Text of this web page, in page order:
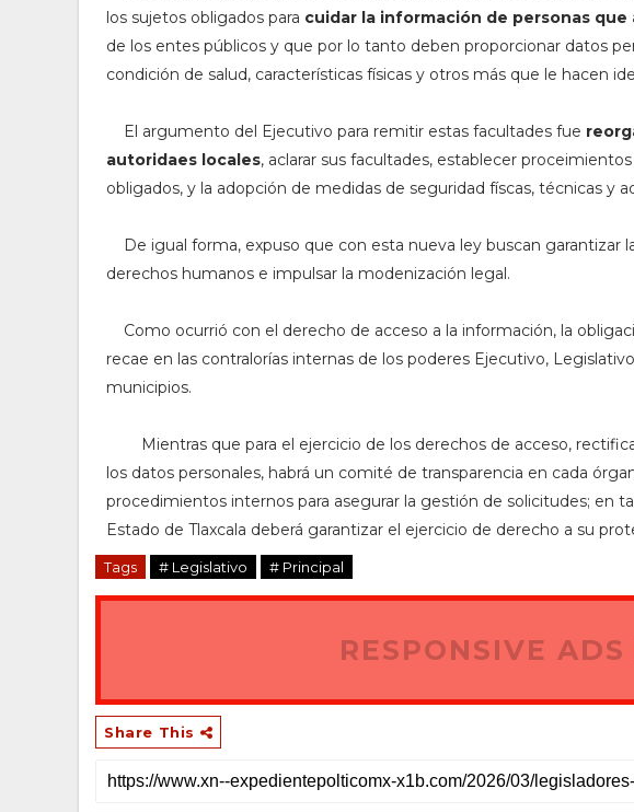
los sujetos obligados para cuidar la información de personas
de los entes públicos y que por lo tanto deben proporcionar datos
condición de salud, características físicas y otros más que le hacen
El argumento del Ejecutivo para remitir estas facultades fue
autoridaes locales, aclarar sus facultades, establecer
obligados, y la adopción de medidas de seguridad físcas, técnicas y
De igual forma, expuso que con esta nueva ley buscan garantizar
derechos humanos e impulsar la modenización legal.
Como ocurrió con el derecho de acceso a la información, la
recae en las contralorías internas de los poderes Ejecutivo,
municipios.
Mientras que para el ejercicio de los derechos de acceso,
los datos personales, habrá un comité de transparencia en cada
procedimientos internos para asegurar la gestión de solicitudes; en
Estado de Tlaxcala deberá garantizar el ejercicio de derecho a su
Tags # Legislativo # Principal
RESPONSIVE ADS
Share This